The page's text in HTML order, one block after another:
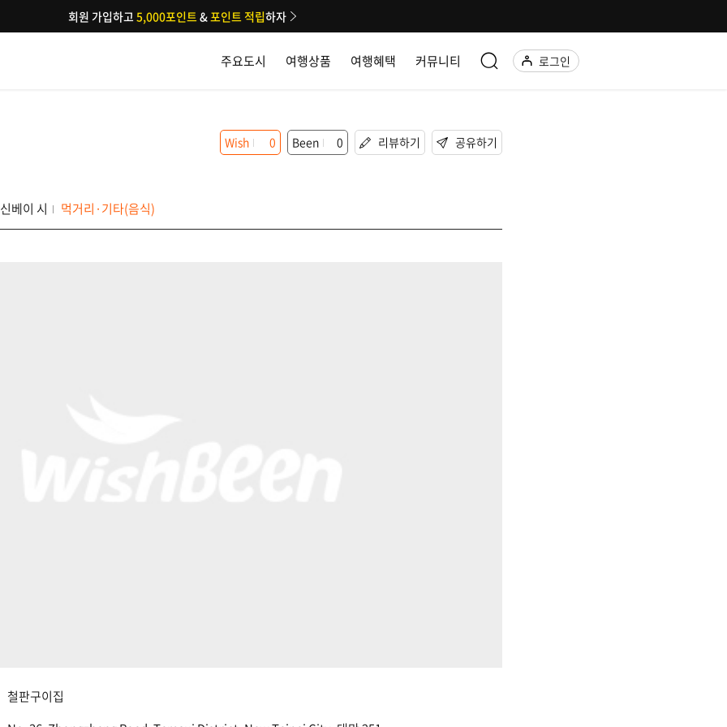
주요도시 여행상품 여행혜택 커뮤니티 로그인
회원 가입하고5,000포인트&포인트 적립하자
베이 시 먹거리·기타(음식)
Wish 0 Been 0 리뷰하기 공유하기
철판구이집